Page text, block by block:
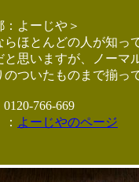
：よーじや＞
らほとんどの人が知っ
と思いますが、ノーマ
のついたものまで揃っ
766-669
よーじやのページ